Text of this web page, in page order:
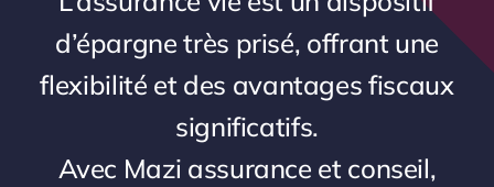
Carrière
d’épargne très prisé, offrant une
flexibilité et des avantages fiscaux
significatifs.
Avec Mazi assurance et conseil,